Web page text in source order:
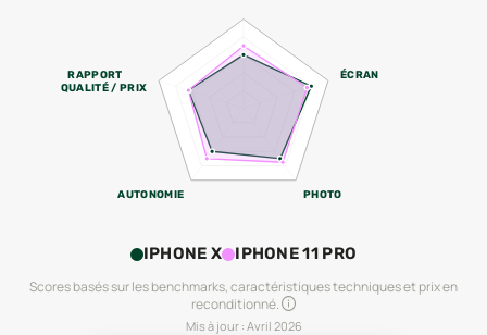
ÉCRAN
PHOTO
AUTONOMIE
RAPPORT
QUALITÉ / PRIX
IPHONE X IPHONE 11 PRO
Scores basés sur les benchmarks, caractéristiques techniques et prix en
reconditionné.
Mis à jour : Avril 2026